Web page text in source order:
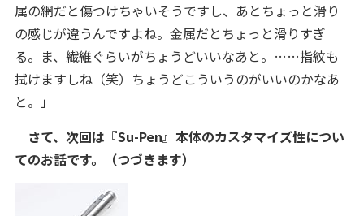
属の網だと傷つけちゃいそうですし、あとちょっと滑り
の感じが違うんですよね。金属だとちょっと滑りすぎ
る。ま、繊維ぐらいがちょうどいいなあと。……指紋も
拭けますしね（笑）ちょうどこういうのがいいのかなあ
と。」
さて、次回は『Su-Pen』本体のカスタマイズ性につい
てのお話です。（つづきます）